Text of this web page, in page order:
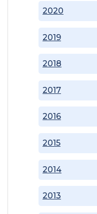
2013
2014
2015
2016
2017
2018
2019
2020